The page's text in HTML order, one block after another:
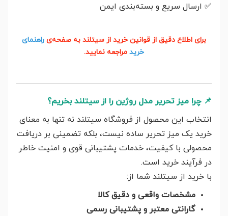
✅ ارسال سریع و بسته‌بندی ایمن
برای اطلاع دقیق از قوانین خرید از سیتلند به صفحه‌ی راهنمای
خرید مراجعه نمایید.
📌 چرا میز تحریر مدل روژین را از سیتلند بخریم؟
انتخاب این محصول از فروشگاه سیتلند نه تنها به معنای
خرید یک میز تحریر ساده نیست، بلکه تضمینی بر دریافت
محصولی با کیفیت، خدمات پشتیبانی قوی و امنیت خاطر
در فرآیند خرید است.
با خرید از سیتلند شما از:
مشخصات واقعی و دقیق کالا
گارانتی معتبر و پشتیبانی رسمی